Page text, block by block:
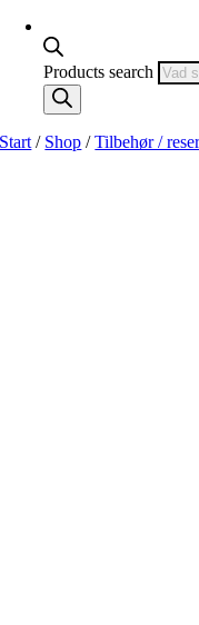
Products search
Start / Shop /Tilbehør /